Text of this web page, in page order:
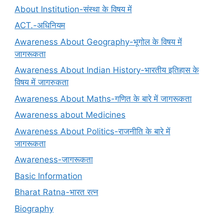
About Institution-संस्था के विषय में
ACT.-अधिनियम
Awareness About Geography-भूगोल के विषय में
जागरूकता
Awareness About Indian History-भारतीय इतिहास के
विषय में जागरुकता
Awareness About Maths-गणित के बारे में जागरूकता
Awareness about Medicines
Awareness About Politics-राजनीति के बारे में
जागरूकता
Awareness-जागरूकता
Basic Information
Bharat Ratna-भारत रत्न
Biography